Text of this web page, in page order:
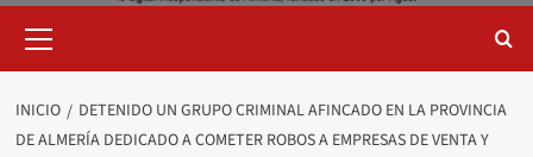
primario
INICIO
DETENIDO UN GRUPO CRIMINAL AFINCADO EN LA PROVINCIA
DE ALMERÍA DEDICADO A COMETER ROBOS A EMPRESAS DE VENTA Y